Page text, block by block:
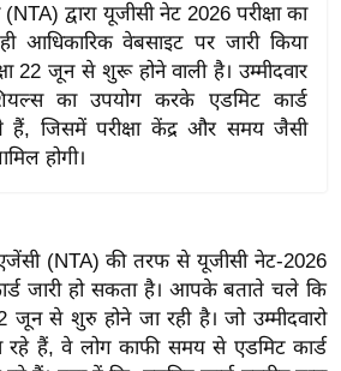
द्वारा यूजीसी नेट 2026 परीक्षा का
आधिकारिक वेबसाइट पर जारी किया
22 जून से शुरू होने वाली है। उम्मीदवार
का उपयोग करके एडमिट कार्ड
जिसमें परीक्षा केंद्र और समय जैसी
होगी।
(NTA) की तरफ से यूजीसी नेट-2026
जारी हो सकता है। आपके बताते चले कि
जून से शुरु होने जा रही है। जो उम्मीदवारो
रहे हैं, वे लोग काफी समय से एडमिट कार्ड